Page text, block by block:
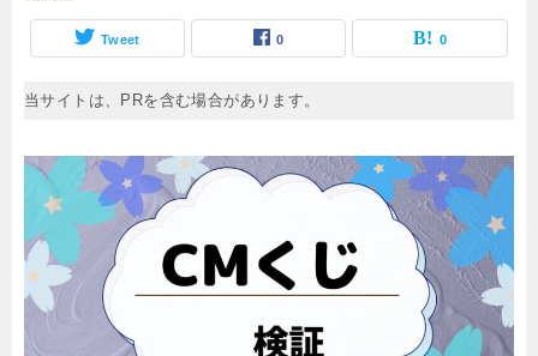
Tweet 0 0
当サイトは、PRを含む場合があります。